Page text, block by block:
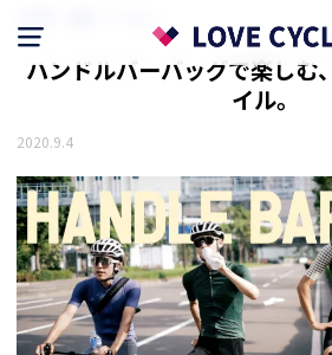
ハンドルバーバッグで楽しむ
イル。
2020.9.4